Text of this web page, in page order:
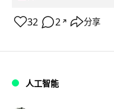
32 2 ↗ 分享
人工智能